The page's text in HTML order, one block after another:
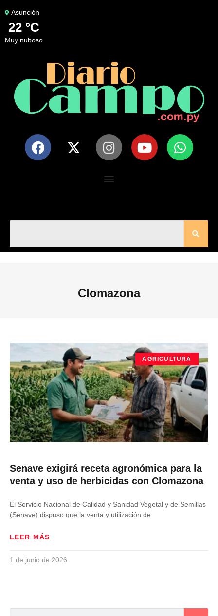
Asunción
22 °C
muy nuboso
Clomazona
AGRICULTURA
Senave exigirá receta agronómica para la
venta y uso de herbicidas con Clomazona
El Servicio Nacional de Calidad y Sanidad Vegetal y de Semillas
(Senave) dispuso que la venta y utilización de
LEER MÁS
1 de junio de 2026